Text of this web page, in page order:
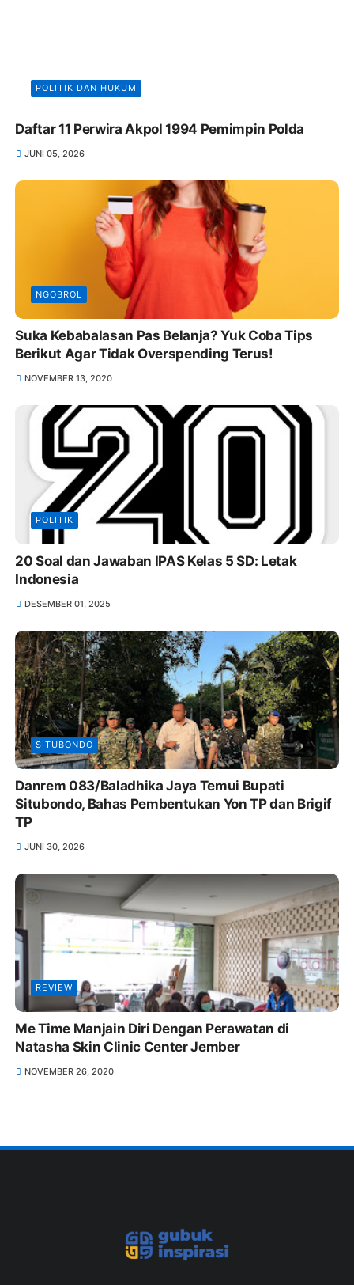
POLITIK DAN HUKUM
Daftar 11 Perwira Akpol 1994 Pemimpin Polda
JUNI 05, 2026
NGOBROL
Suka Kebabalasan Pas Belanja? Yuk Coba Tips
Berikut Agar Tidak Overspending Terus!
NOVEMBER 13, 2020
POLITIK
20 Soal dan Jawaban IPAS Kelas 5 SD: Letak
Indonesia
DESEMBER 01, 2025
SITUBONDO
Danrem 083/Baladhika Jaya Temui Bupati
Situbondo, Bahas Pembentukan Yon TP dan Brigif
TP
JUNI 30, 2026
REVIEW
Me Time Manjain Diri Dengan Perawatan di
Natasha Skin Clinic Center Jember
NOVEMBER 26, 2020